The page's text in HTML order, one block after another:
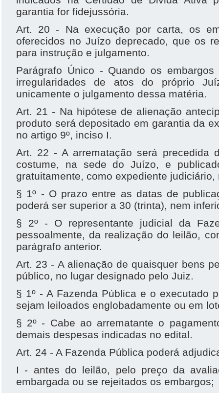
garantia for fidejussória.
Art. 20 - Na execução por carta, os
oferecidos no Juízo deprecado, que os
para instrução e julgamento.
Parágrafo Único - Quando os
irregularidades de atos do próprio
unicamente o julgamento dessa matéria.
Art. 21 - Na hipótese de alienação
produto será depositado em garantia da
no artigo 9º, inciso I.
Art. 22 - A arrematação será precedida
costume, na sede do Juízo, e
gratuitamente, como expediente judiciário,
§ 1º - O prazo entre as datas de
poderá ser superior a 30 (trinta), nem
§ 2º - O representante judicial da
pessoalmente, da realização do leilão,
parágrafo anterior.
Art. 23 - A alienação de quaisquer bens
público, no lugar designado pelo Juiz.
§ 1º - A Fazenda Pública e o executado
sejam leiloados englobadamente ou em
§ 2º - Cabe ao arrematante o
demais despesas indicadas no edital.
Art. 24 - A Fazenda Pública poderá
I - antes do leilão, pelo preço da
embargada ou se rejeitados os embargos;